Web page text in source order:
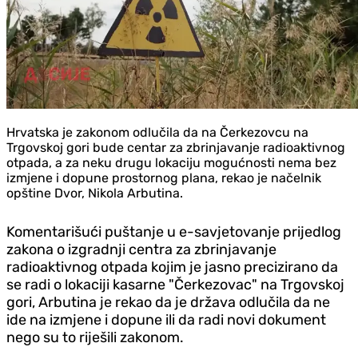
Hrvatska je zakonom odlučila da na Čerkezovcu na
Trgovskoj gori bude centar za zbrinjavanje radioaktivnog
otpada, a za neku drugu lokaciju mogućnosti nema bez
izmjene i dopune prostornog plana, rekao je načelnik
opštine Dvor, Nikola Arbutina.
Komentarišući puštanje u e-savjetovanje prijedlog
zakona o izgradnji centra za zbrinjavanje
radioaktivnog otpada kojim je jasno precizirano da
se radi o lokaciji kasarne "Čerkezovac" na Trgovskoj
gori, Arbutina je rekao da je država odlučila da ne
ide na izmjene i dopune ili da radi novi dokument
nego su to riješili zakonom.